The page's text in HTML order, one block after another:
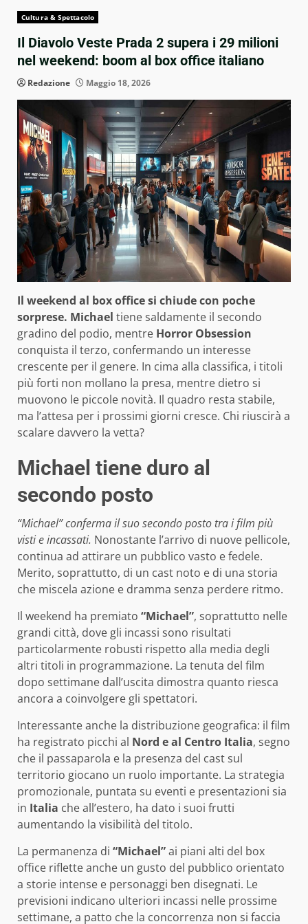
Cultura & Spettacolo
Il Diavolo Veste Prada 2 supera i 29 milioni
nel weekend: boom al box office italiano
Redazione Maggio 18, 2026
Il weekend al box office si chiude con poche
sorprese. Michael tiene saldamente il secondo
gradino del podio, mentre Horror Obsession
conquista il terzo, confermando un interesse
crescente per il genere. In cima alla classifica, i titoli
più forti non mollano la presa, mentre dietro si
muovono le piccole novità. Il quadro resta stabile,
ma l’attesa per i prossimi giorni cresce. Chi riuscirà a
scalare davvero la vetta?
Michael tiene duro al
secondo posto
“Michael” conferma il suo secondo posto tra i film più
visti e incassati. Nonostante l’arrivo di nuove pellicole,
continua ad attirare un pubblico vasto e fedele.
Merito, soprattutto, di un cast noto e di una storia
che miscela azione e dramma senza perdere ritmo.
Il weekend ha premiato “Michael”, soprattutto nelle
grandi città, dove gli incassi sono risultati
particolarmente robusti rispetto alla media degli
altri titoli in programmazione. La tenuta del film
dopo settimane dall’uscita dimostra quanto riesca
ancora a coinvolgere gli spettatori.
Interessante anche la distribuzione geografica: il film
ha registrato picchi al Nord e al Centro Italia, segno
che il passaparola e la presenza del cast sul
territorio giocano un ruolo importante. La strategia
promozionale, puntata su eventi e presentazioni sia
in Italia che all’estero, ha dato i suoi frutti
aumentando la visibilità del titolo.
La permanenza di “Michael”ai piani alti del box
office riflette anche un gusto del pubblico orientato
a storie intense e personaggi ben disegnati. Le
previsioni indicano ulteriori incassi nelle prossime
settimane, a patto che la concorrenza non si faccia